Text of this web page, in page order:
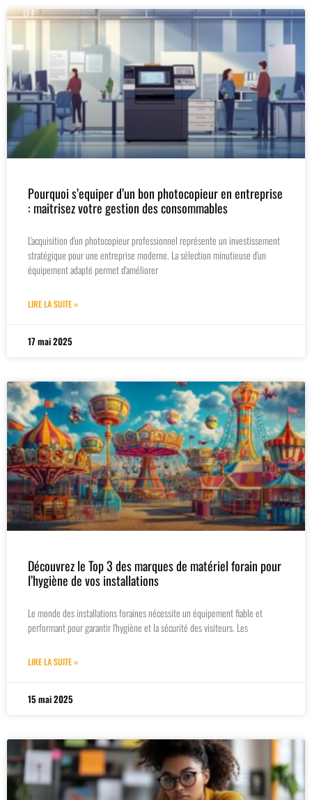
Pourquoi s’equiper d’un bon photocopieur en entreprise
: maitrisez votre gestion des consommables
L'acquisition d'un photocopieur professionnel représente un investissement
stratégique pour une entreprise moderne. La sélection minutieuse d'un
équipement adapté permet d'améliorer
LIRE LA SUITE »
17 mai 2025
Découvrez le Top 3 des marques de matériel forain pour
l’hygiène de vos installations
Le monde des installations foraines nécessite un équipement fiable et
performant pour garantir l'hygiène et la sécurité des visiteurs. Les
LIRE LA SUITE »
15 mai 2025